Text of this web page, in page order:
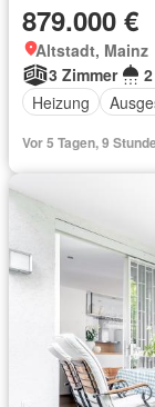
879.000 €
Altstadt, Mainz
3 Zimmer
Heizung
Vor 5 Tagen, 9